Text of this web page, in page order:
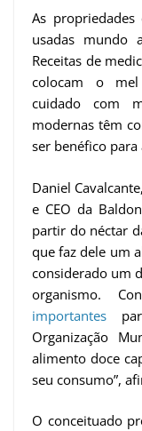
As
usadas mundo
Receitas de
colocam o
cuidado com
modernas têm
ser benéfico para
Daniel
e CEO da
partir do néctar
que faz dele um
considerado um
organismo.
importantes
Organização
alimento doce
seu consumo”,
O conceituado